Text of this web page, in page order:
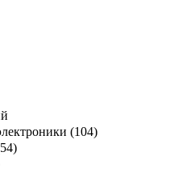
(104)
54)